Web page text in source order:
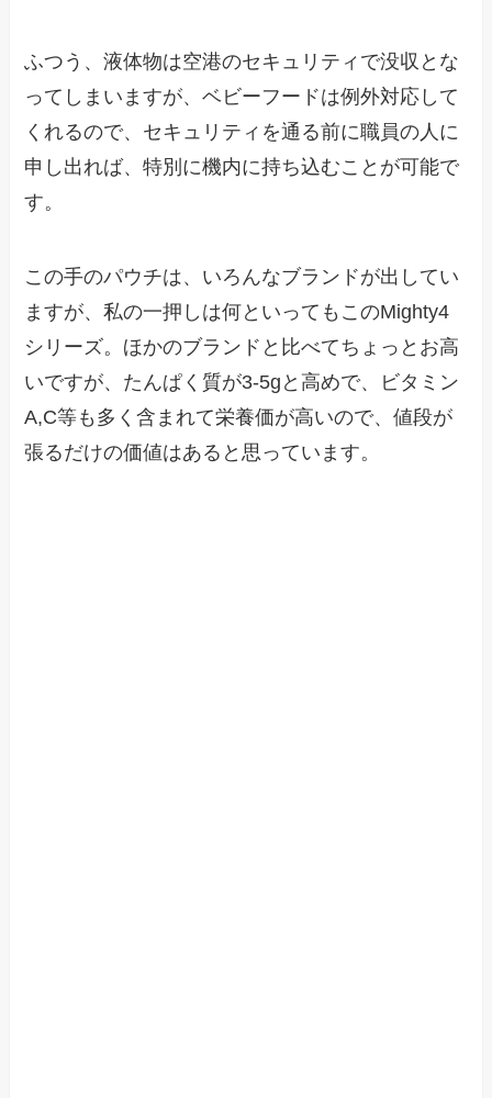
ふつう、液体物は空港のセキュリティで没収とな
ってしまいますが、ベビーフードは例外対応して
くれるので、セキュリティを通る前に職員の人に
申し出れば、特別に機内に持ち込むことが可能で
す。
この手のパウチは、いろんなブランドが出してい
ますが、私の一押しは何といってもこのMighty4
シリーズ。ほかのブランドと比べてちょっとお高
いですが、たんぱく質が3-5gと高めで、ビタミン
A,C等も多く含まれて栄養価が高いので、値段が
張るだけの価値はあると思っています。